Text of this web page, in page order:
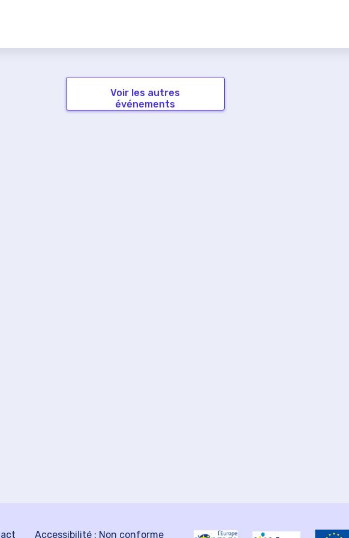
Voir les autres
événements
Accessibilité : Non conforme